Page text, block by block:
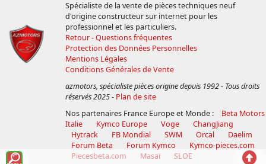
Spécialiste de la vente de pièces techniques neuf
d'origine constructeur sur internet pour les
professionnel et les particuliers.
Retour - Questions fréquentes
Protection des Données Personnelles
Mentions Légales
Conditions Générales de Vente
azmotors, spécialiste pièces origine depuis 1992 - Tous droits
réservés 2025- Plan de site
Nos partenaires France Europe et Monde :
Beta Motors
Italie
Kymco Europe Voge
ChangJiang
Hytrack
FB Mondial SWM Orcal
Daelim
Forum Beta
Forum Kymco
Kymco-pieces.com
Piecesbeta.com
Masaï SLOE
Voir